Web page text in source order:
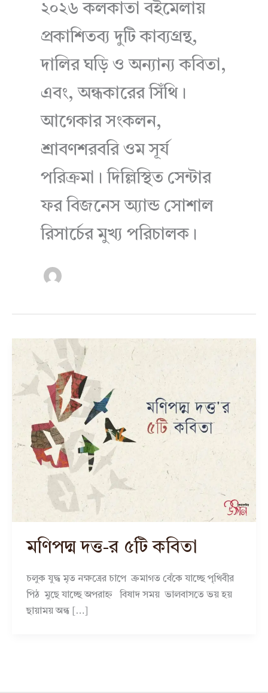
২০২৬ কলকাতা বইমেলায়
প্রকাশিতব্য দুটি কাব্যগ্রন্থ,
দালির ঘড়ি ও অন্যান্য কবিতা,
এবং, অন্ধকারের সিঁথি।
আগেকার সংকলন,
শ্রাবণশরবরি ওম সূর্য
পরিক্রমা। দিল্লিস্থিত সেন্টার
ফর বিজনেস অ্যান্ড সোশাল
রিসার্চের মুখ্য পরিচালক।
মণিপদ্ম দত্ত-র ৫টি কবিতা
চলুক যুদ্ধ মৃত নক্ষত্রের চাপে ক্রমাগত বেঁকে যাচ্ছে পৃথিবীর
পিঠ মুছে যাচ্ছে অপরাহ্ন বিষাদ সময় ভালবাসতে ভয় হয়
ছায়াময় অন্ধ […]